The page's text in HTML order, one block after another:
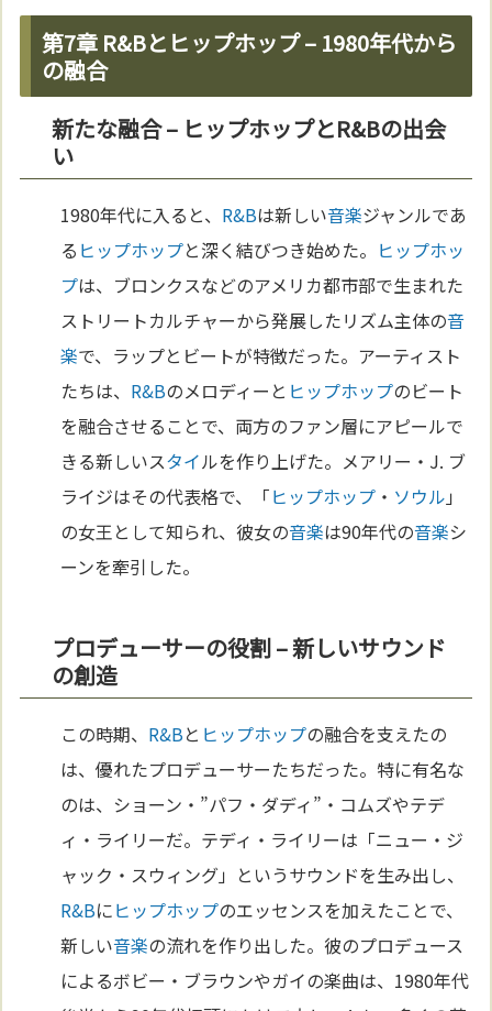
第7章 R&Bとヒップホップ – 1980年代から
の融合
新たな融合 – ヒップホップとR&Bの出会
い
1980年代に入ると、 R&Bは新しい音楽ジャンルであ
る ヒップホップと深く結びつき始めた。 ヒップホッ
プは、ブロンクスなどのアメリカ都市部で生まれた
ストリートカルチャーから発展したリズム主体の音
楽で、ラップとビートが特徴だった。アーティスト
たちは、 R&Bのメロディーと ヒップホップのビート
を融合させることで、両方のファン層にアピールで
きる新しいスタイルを作り上げた。メアリー・J. ブ
ライジはその代表格で、「ヒップホップ ・ ソウル 」
の女王として知られ、彼女の音楽は90年代の音楽シ
ーンを牽引した。
プロデューサーの役割 – 新しいサウンド
の創造
この時期、 R&Bと ヒップホップの融合を支えたの
は、優れたプロデューサーたちだった。特に有名な
のは、ショーン・”パフ・ダディ”・コムズやテデ
ィ・ライリーだ。テディ・ライリーは「ニュー・ジ
ャック・スウィング」というサウンドを生み出し、
R&Bにヒップホップのエッセンスを加えたことで、
新しい音楽の流れを作り出した。彼のプロデュース
によるボビー・ブラウンやガイの楽曲は、1980年代